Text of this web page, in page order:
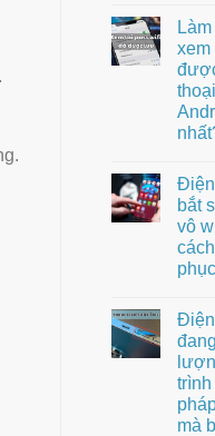
xem
bắt
vô
phục
Điện
mà